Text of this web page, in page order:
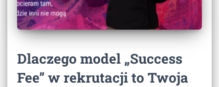
Dlaczego model „Success
Fee” w rekrutacji to Twoja